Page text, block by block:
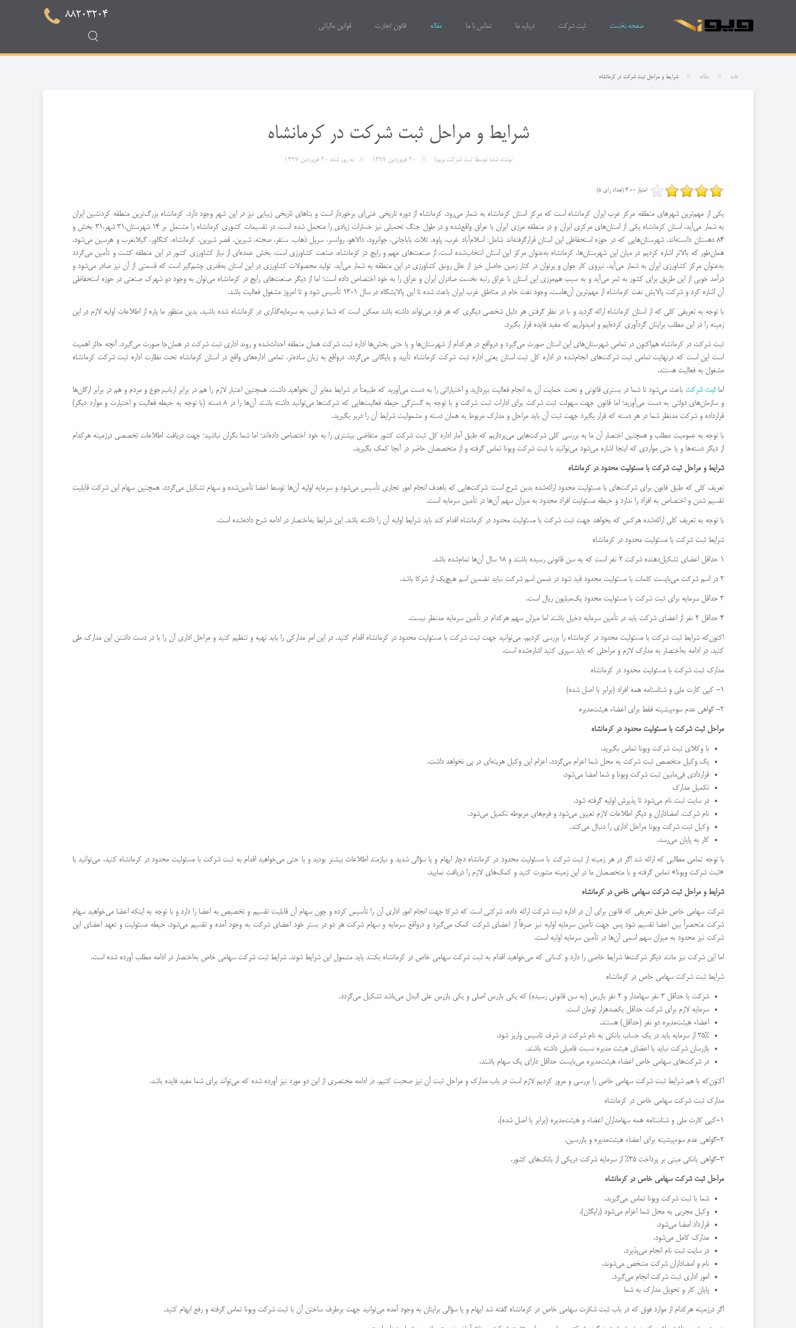
صفحه نخست ثبت شرکت درباره ما تماس با ما مقاله قانون تجارت قوانین مالیاتی
88203204
خانه مقاله شرایط و مراحل ثبت شرکت در کرمانشاه
شرایط و مراحل ثبت شرکت در کرمانشاه
نوشته شده توسطثبت شرکت ویونا 20 فروردين 1397 به روز شده 20 فروردين 1397
امتیاز 4.00 (تعداد رای 5)
یکی از مهم‌ترین شهرهای منطقه مرکز غرب ایران کرمانشاه است که مرکز استان کرمانشاه به شمار می‌رود. کرمانشاه از دوره تاریخی غنی‌ای برخوردار است و بناهای تاریخی زیبایی نیز در این شهر وجود دارد. کرمانشاه بزرگ‌ترین منطقه کردنشین ایران
به شمار می‌آید. استان کرمانشاه یکی از استان‌های مرکزی ایران و در منطقه مرزی ایران با عراق واقع‌شده و در طول جنگ تحمیلی نیز خسارات زیادی را متحمل شده است. در تقسیمات کشوری کرمانشاه را مشتمل بر 14 شهرستان،31 شهر،31 بخش و
84 دهستان دانسته‌اند. شهرستان‌هایی که در حوزه استحفاظی این استان قرارگرفته‌اند شامل: اسلام‌آباد غرب، پاوه، ثلاث باباجانی، جوانرود، دالاهو، روانسر، سرپل ذهاب، سنقر، صحنه، شیرین، قصر شیرین، کرمانشاه، کنگاور، گیلانغرب و هرسین می‌شود.
همان‌طور که بالاتر اشاره کردیم در میان این شهرستان‌ها، کرمانشاه به‌عنوان مرکز این استان انتخاب‌شده است. از صنعت‌های مهم و رایج دز کرمانشاه، صنعت کشاورزی است. بخش عمده‌ای از نیاز کشاورزی کشور در این منطقه کشت و تأمین می‌گردد
به‌عنوان مرکز کشاورزی ایران به شمار می‌آید. نیروی کار جوان و پرتوان در کنار زمین حاصل خیز از علل رونق کشاورزی در این منطقه به شمار می‌آید. تولید محصولات کشاورزی در این استان به‌قدری چشم‌گیر است که قسمتی از آن نیز صادر می‌شود و
درآمد خوبی از این طریق برای کشور به ثمر می‌آید و به سبب هم‌مرزی این استان با عراق رتبه نخست صادران ایران و عراق را به خود اختصاص داده است؛ اما از دیگر صنعت‌های رایج در کرمانشاه می‌توان به وجود دو شهرک صنعتی در حوزه استحفاظی
آن اشاره کرد و شرکت پالایش نفت کرمانشاه از مهم‌ترین آن‌هاست. وجود نفت خام در مناطق غرب ایران باعث شده تا این پالایشگاه در سال 1301 تأسیس شود و تا امروز مشغول فعالیت باشد.
با توجه به تعریفی کلی که از استان کرمانشاه ارائه گردید و با در نظر گرفتن هر دلیل شخصی دیگری که هر فرد می‌تواند داشته باشد ممکن است که شما ترغیب به سرمایه‌گذاری در کرمانشاه شده باشید. بدین منظور ما پاره از اطلاعات اولیه لازم در این
زمینه را در این مطلب برایتان گردآوری کرده‌ایم و امیدواریم که مفید فایده قرار بگیرد.
ثبت شرکت در کرمانشاه هم‌اکنون در تمامی شهرستان‌های این استان صورت می‌گیرد و درواقع در هرکدام از شهرستان‌ها و یا حتی بخش‌ها اداره ثبت شرکت همان منطقه احداث‌شده و روند اداری ثبت شرکت در همان‌جا صورت می‌گیرد. آنچه حائز اهمیت
است این است که درنهایت تمامی ثبت شرکت‌های انجام‌شده در اداره کل ثبت استان یعنی اداره ثبت شرکت کرمانشاه تأیید و بایگانی می‌گردد. درواقع به زبان ساده‌تر، تمامی اداره‌های واقع در استان کرمانشاه تحت نظارت اداره ثبت شرکت کرمانشاه
مشغول به فعالیت هستند.
اماثبت شرکت باعث می‌شود تا شما در بستری قانونی و تحت حمایت آن به انجام فعالیت بپردازید و اختیاراتی را به دست می‌آورید که طبیعتاً در شرایط مغایر آن نخواهید داشت. همچنین اعتبار لازم را هم در برابر ارباب‌رجوع و مردم و هم در برابر ارگان‌ها
و سازمان‌های دولتی به دست می‌آورید؛ اما قانون جهت سهولت ثبت شرکت برای ادارات ثبت شرکت و با توجه به گسترگی حیطه فعالیت‌هایی که شرکت‌ها می‌توانید داشته باشند آن‌ها را در 8 دسته (با توجه به حیطه فعالیت و اختیارت و موارد دیگر)
قرارداده و شرکت مدنظر شما در هر دسته که قرار بگیرد جهت ثبت آن باید مراحل و مدارک مربوط به همان دسته و مشمولیت شرایط آن را دربر بگیرید.
با توجه به عمومیت مطلب و همچنین اختصار آن ما به بررسی کلی شرکت‌هایی می‌پردازیم که طبق آمار اداره کل ثبت شرکت کشور متقاضی بیشتری را به خود اختصاص داده‌اند؛ اما شما نگران نباشید؛ جهت دریافت اطلاعات تخصصی درزمینه هرکدام
از دیگر دسته‌ها و یا حتی مواردی که اینجا اشاره می‌شود می‌توانید با ثبت شرکت ویونا تماس گرفته و از متخصصان حاضر در آنجا کمک بگیرید.
شرایط و مراحل ثبت شرکت با مسئولیت محدود در کرمانشاه
تعریف کلی که طبق قانون برای شرکت‌های با مسئولیت محدود ارائه‌شده بدین شرح است: شرکت‌هایی که باهدف انجام امور تجاری تأسیس می‌شود و سرمایه اولیه آن‌ها توسط اعضا تأمین‌شده و سهام تشکیل می‌گردد. همچنین سهام این شرکت قابلیت
تقسیم شدن و اختصاص به افراد را ندارد و حیطه مسئولیت افراد محدود به میزان سهم آن‌ها در تأمین سرمایه است.
با توجه به تعریف کلی ارائه‌شده هرکس که بخواهد جهت ثبت شرکت با مسئولیت محدود در کرمانشاه اقدام کند باید شرایط اولیه آن را داشته باشد. این شرایط به‌اختصار در ادامه شرح داده‌شده است.
شرایط ثبت شرکت با مسئولیت محدود در کرمانشاه
1 حداقل اعضای تشکیل‌دهنده شرکت 2 نفر است که به سن قانونی رسیده باشند و 18 سال آن‌ها تمام‌شده باشد.
2 در اسم شرکت می‌بایست کلمات با مسئولیت محدود قید شود در ضمن اسم شرکت نباید تضمین اسم هیچ‌یک از شرکا باشد.
3 حداقل سرمایه برای ثبت شرکت با مسئولیت محدود یک‌میلیون ریال است.
4 حداقل 2 نفر از اعضای شرکت باید در تأمین سرمایه دخیل باشند اما میزان سهم هرکدام در تأمین سرمایه مدنظر نیست.
اکنون‌که شرایط ثبت شرکت با مسئولیت محدود در کرمانشاه را بررسی کردیم، می‌توانید جهت ثبت شرکت با مسئولیت محدود در کرمانشاه اقدام کنید. در این امر مدارکی را باید تهیه و تنظیم کنید و مراحل اداری آن را با در دست داشتن این مدارک طی
کنید. در ادامه به‌اختصار به مدارک لازم و مراحلی که باید سپری کنید اشاره‌شده است.
مدارک ثبت شرکت با مسئولیت محدود در کرمانشاه
1- کپی کارت ملی و شناسنامه همه افراد (برابر با اصل شده)
2- گواهی عدم سوءپیشینه فقط برای اعضاء هیئت‌مدیره
مراحل ثبت شرکت با مسئولیت محدود در کرمانشاه
با وکلای ثبت شرکت ویونا تماس بگیرید.
یک وکیل متخصص ثبت شرکت به محل شما اعزام می‌گردد. اعزام این وکیل هزینه‌ای در پی نخواهد داشت.
قراردادی فی‌مابین ثبت شرکت ویونا و شما امضا می‌شود.
تکمیل مدارک
در سایت ثبت نام می‌شود تا پذیرش اولیه گرفته شود.
نام شرکت، امضاداران و دیگر اطلاعات لازم تعیین می‌شود و فرم‌های مربوطه تکمیل می‌شود.
وکیل ثبت شرکت ویونا مراحل اداری را دنبال می‌کند.
کار به پایان می‌رسد.
با توجه تمامی مطالبی که ارائه شد اگر در هر زمینه از ثبت شرکت با مسئولیت محدود در کرمانشاه دچار ابهام و یا سؤالی شدید و نیازمند اطلاعات بیشتر بودید و یا حتی می‌خواهید اقدام به ثبت شرکت با مسئولیت محدود در کرمانشاه کنید، می‌توانید با
«ثبت شرکت ویونا» تماس گرفته و با متخصصان ما در این زمینه مشورت کنید و کمک‌های لازم را دریافت نمایید.
شرایط و مراحل ثبت شرکت سهامی خاص در کرمانشاه
شرکت سهامی خاص طبق تعریفی که قانون برای آن در اداره ثبت شرکت ارائه داده، شرکتی است که شرکا جهت انجام امور اداری آن را تأسیس کرده و چون سهام آن قابلیت تقسیم و تخصیص به اعضا را دارد و با توجه به اینکه اعضا می‌خواهید سهام
شرکت منحصراً بین اعضا تقسیم شود پس جهت تأمین سرمایه اولیه نیز صرفاً از اعضای شرکت کمک می‌گیرد و درواقع سرمایه و سهام شرکت هر دو در بستر خود اعضای شرکت به وجود آمده و تقسیم می‌شود. حیطه مسئولیت و تعهد اعضای این
شرکت نیز محدود به میزان سهم اسمی آن‌ها در تأمین سرمایه اولیه است.
اما این شرکت نیز مانند دیگر شرکت‌ها شرایط خاصی را دارد و کسانی که می‌خواهید اقدام به ثبت شرکت سهامی خاص در کرمانشاه بکنند باید مشمول این شرایط شوند. شرایط ثبت شرکت سهامی خاص به‌اختصار در ادامه مطلب آورده شده است.
شرایط ثبت شرکت سهامی خاص در کرمانشاه
شرکت با حداقل 3 نفر سهامدار و 2 نفر بازرس (به سن قانونی رسیده) که یکی بازرس اصلی و یکی بازرس علی البدل می‌باشد تشکیل می‌گردد.
سرمایه لازم برای شرکت حداقل یکصدهزار تومان است.
اعضاء هیئت‌مدیره دو نفر (حداقل) هستند.
35% از سرمایه باید در یک حساب بانکی به نام شرکت در شرف تاسیس واریز شود.
بازرسان شرکت نباید با اعضای هیئت مدیره نسبت فامیلی داشته باشند.
در شرکت‌های سهامی خاص اعضاء هیئت‌مدیره می‌بایست حداقل دارای یک سهام باشند.
اکنون‌که با هم شرایط ثبت شرکت سهامی خاص را بررسی و مرور کردیم لازم است در باب مدارک و مراحل ثبت آن نیز صحبت کنیم. در ادامه مختصری از این دو مورد نیز آورده شده که می‌تواند برای شما مفید فایده باشد.
مدارک ثبت شرکت سهامی خاص در کرمانشاه
1-کپی کارت ملی و شناسنامه همه سهامداران اعضاء و هیئت‌مدیره (برابر با اصل شده).
2-گواهی عدم سوءپیشینه برای اعضاء هیئت‌مدیره و بازرسین.
3-گواهی بانکی مبنی بر پرداخت 35% از سرمایه شرکت دریکی از بانک‌های کشور.
مراحل ثبت شرکت سهامی خاص در کرمانشاه
شما با ثبت شرکت ویونا تماس می‌گیرید.
وکیل مجربی به محل شما اعزام می‌شود (رایگان).
قرارداد امضا می‌شود.
مدارک کامل می‌شود.
در سایت ثبت نام انجام می‌پذیرد.
نام و امضاداران شرکت مشخص می‌شوند.
امور اداری ثبت شرکت انجام می‌گیرد.
پایان کار و تحویل مدارک به شما
اگر درزمینه هرکدام از موارد فوق که در باب ثبت شکرت سهامی خاص در کرمانشاه گفته شد ابهام و یا سؤالی برایتان به وجود آمده می‌توانید جهت برطرف ساختن آن با ثبت شرکت ویونا تماس گرفته و رفع ابهام کنید.